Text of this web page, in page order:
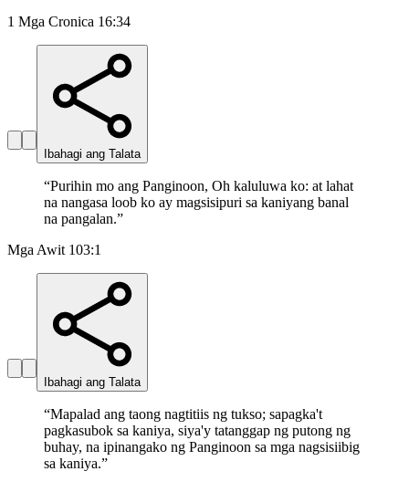
1 Mga Cronica 16:34
Ibahagi ang Talata
“Purihin mo ang Panginoon, Oh kaluluwa ko: at lahat
na nangasa loob ko ay magsisipuri sa kaniyang banal
na pangalan.”
Mga Awit 103:1
Ibahagi ang Talata
“Mapalad ang taong nagtitiis ng tukso; sapagka't
pagkasubok sa kaniya, siya'y tatanggap ng putong ng
buhay, na ipinangako ng Panginoon sa mga nagsisiibig
sa kaniya.”